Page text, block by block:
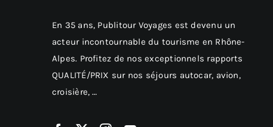
En 35 ans, Publitour Voyages est devenu un
acteur incontournable du tourisme en Rhône-
Alpes. Profitez de nos exceptionnels rapports
QUALITÉ/PRIX sur nos séjours autocar, avion,
croisière, …